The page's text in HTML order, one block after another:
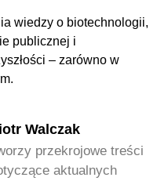
wiedzy o biotechnologii,
publicznej i
– zarówno w
Walczak
przekrojowe treści
aktualnych